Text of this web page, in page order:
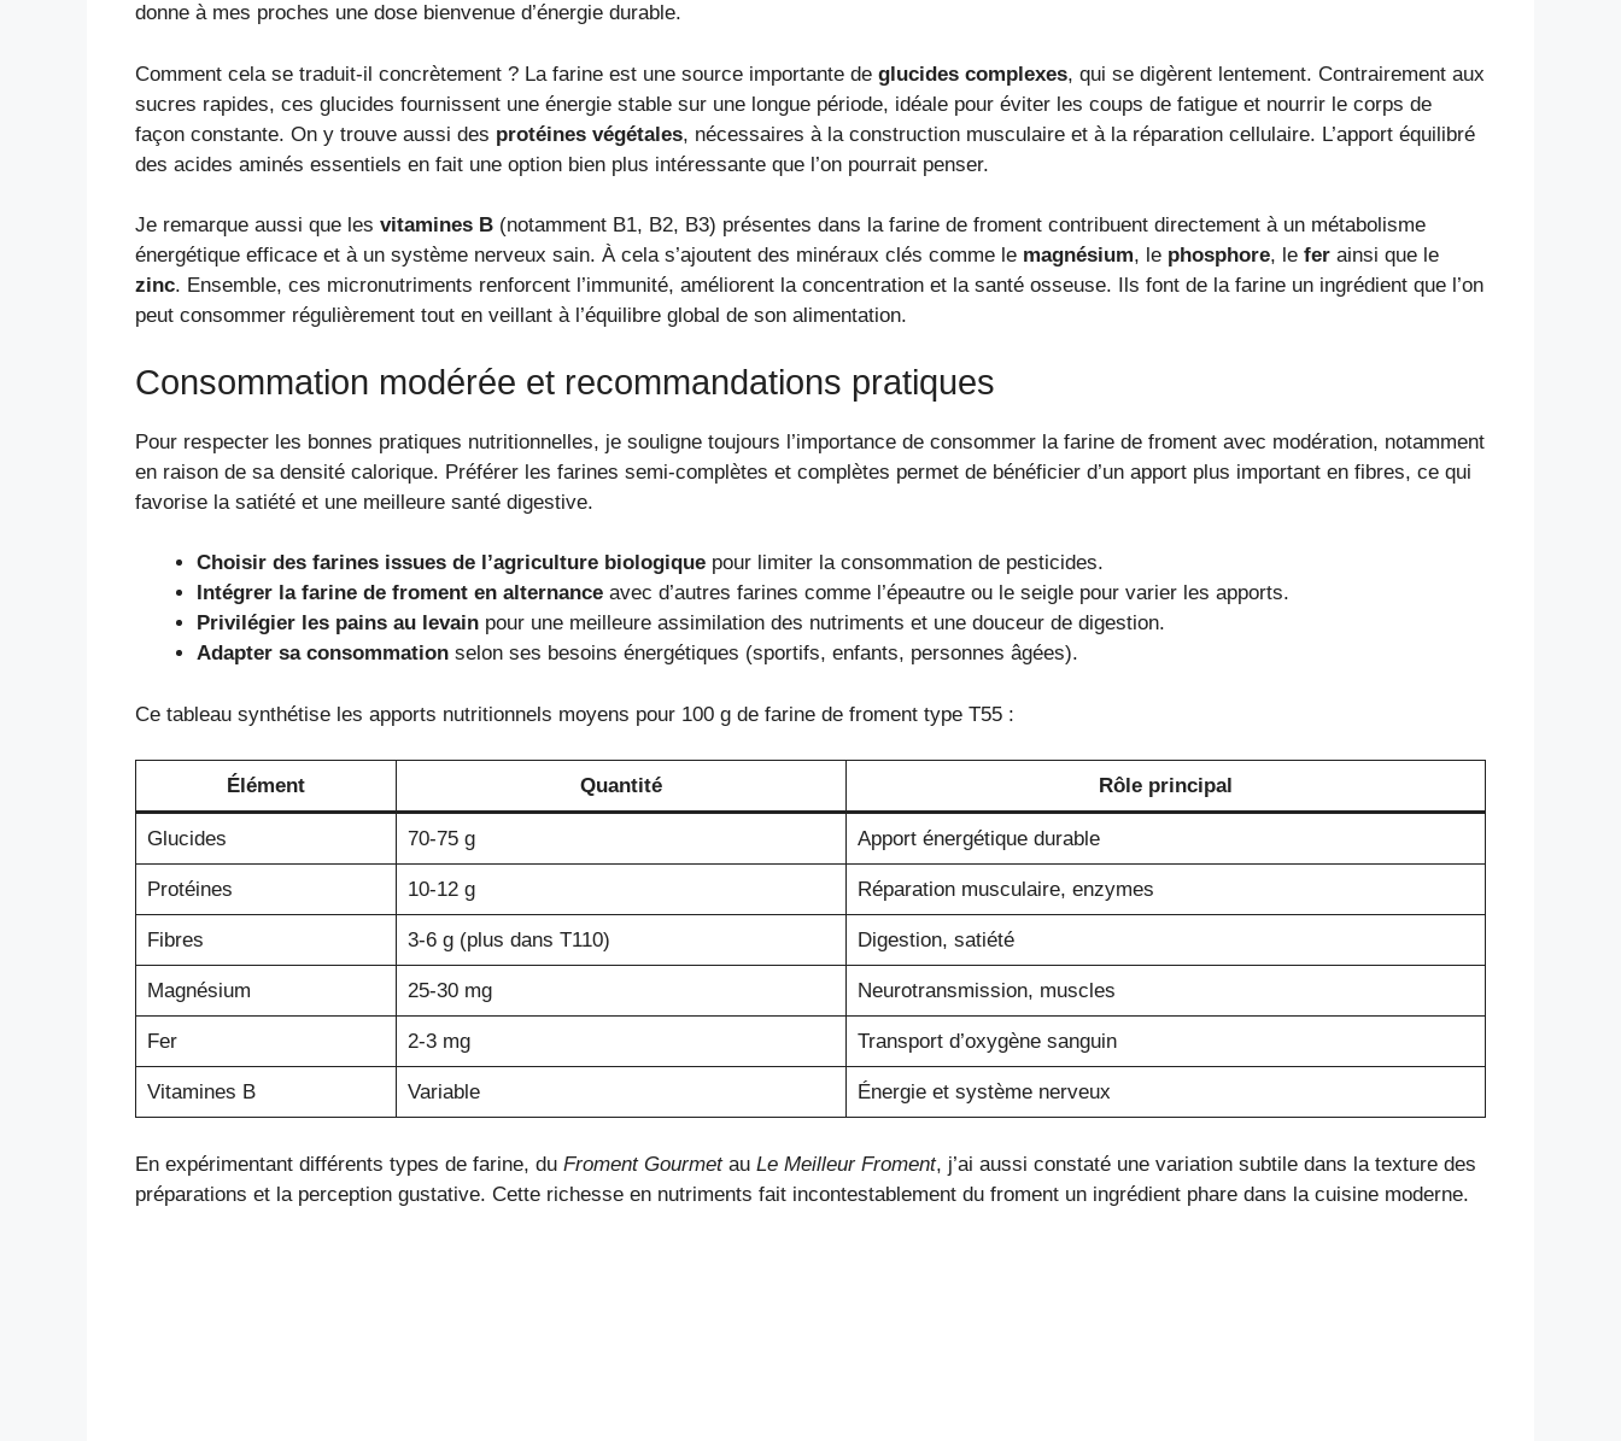
donne à mes proches une dose bienvenue d’énergie durable.
Comment cela se traduit-il concrètement ? La farine est une source importante de glucides complexes, qui se digèrent lentement. Contrairement aux
sucres rapides, ces glucides fournissent une énergie stable sur une longue période, idéale pour éviter les coups de fatigue et nourrir le corps de
façon constante. On y trouve aussi des protéines végétales, nécessaires à la construction musculaire et à la réparation cellulaire. L’apport équilibré
des acides aminés essentiels en fait une option bien plus intéressante que l’on pourrait penser.
Je remarque aussi que les vitamines B (notamment B1, B2, B3) présentes dans la farine de froment contribuent directement à un métabolisme
énergétique efficace et à un système nerveux sain. À cela s’ajoutent des minéraux clés comme le magnésium, le phosphore, le fer ainsi que le
zinc. Ensemble, ces micronutriments renforcent l’immunité, améliorent la concentration et la santé osseuse. Ils font de la farine un ingrédient que l’on
peut consommer régulièrement tout en veillant à l’équilibre global de son alimentation.
Consommation modérée et recommandations pratiques
Pour respecter les bonnes pratiques nutritionnelles, je souligne toujours l’importance de consommer la farine de froment avec modération, notamment
en raison de sa densité calorique. Préférer les farines semi-complètes et complètes permet de bénéficier d’un apport plus important en fibres, ce qui
favorise la satiété et une meilleure santé digestive.
Choisir des farines issues de l’agriculture biologique pour limiter la consommation de pesticides.
Intégrer la farine de froment en alternance avec d’autres farines comme l’épeautre ou le seigle pour varier les apports.
Privilégier les pains au levain pour une meilleure assimilation des nutriments et une douceur de digestion.
Adapter sa consommation selon ses besoins énergétiques (sportifs, enfants, personnes âgées).
Ce tableau synthétise les apports nutritionnels moyens pour 100 g de farine de froment type T55 :
Élément Quantité Rôle principal
Glucides 70-75 g Apport énergétique durable
Protéines 10-12 g Réparation musculaire, enzymes
Fibres 3-6 g (plus dans T110) Digestion, satiété
Magnésium 25-30 mg Neurotransmission, muscles
Fer 2-3 mg Transport d’oxygène sanguin
Vitamines B Variable Énergie et système nerveux
En expérimentant différents types de farine, du Froment Gourmetau Le Meilleur Froment, j’ai aussi constaté une variation subtile dans la texture des
préparations et la perception gustative. Cette richesse en nutriments fait incontestablement du froment un ingrédient phare dans la cuisine moderne.